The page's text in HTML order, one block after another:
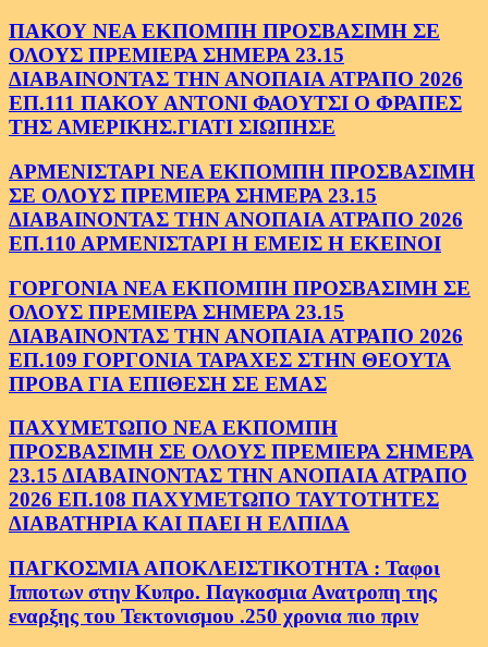
ΠΑΚΟΥ ΝΕΑ ΕΚΠΟΜΠΗ ΠΡΟΣΒΑΣΙΜΗ ΣΕ
ΟΛΟΥΣ ΠΡΕΜΙΕΡΑ ΣΗΜΕΡΑ 23.15
ΔΙΑΒΑΙΝΟΝΤΑΣ ΤΗΝ ΑΝΟΠΑΙΑ ΑΤΡΑΠΟ 2026
ΕΠ.111 ΠΑΚΟΥ ΑΝΤΟΝΙ ΦΑΟΥΤΣΙ Ο ΦΡΑΠΕΣ
ΤΗΣ ΑΜΕΡΙΚΗΣ.ΓΙΑΤΙ ΣΙΩΠΗΣΕ
ΑΡΜΕΝΙΣΤΑΡΙ ΝΕΑ ΕΚΠΟΜΠΗ ΠΡΟΣΒΑΣΙΜΗ
ΣΕ ΟΛΟΥΣ ΠΡΕΜΙΕΡΑ ΣΗΜΕΡΑ 23.15
ΔΙΑΒΑΙΝΟΝΤΑΣ ΤΗΝ ΑΝΟΠΑΙΑ ΑΤΡΑΠΟ 2026
ΕΠ.110 ΑΡΜΕΝΙΣΤΑΡΙ Η ΕΜΕΙΣ Η ΕΚΕΙΝΟΙ
ΓΟΡΓΟΝΙΑ ΝΕΑ ΕΚΠΟΜΠΗ ΠΡΟΣΒΑΣΙΜΗ ΣΕ
ΟΛΟΥΣ ΠΡΕΜΙΕΡΑ ΣΗΜΕΡΑ 23.15
ΔΙΑΒΑΙΝΟΝΤΑΣ ΤΗΝ ΑΝΟΠΑΙΑ ΑΤΡΑΠΟ 2026
ΕΠ.109 ΓΟΡΓΟΝΙΑ ΤΑΡΑΧΕΣ ΣΤΗΝ ΘΕΟΥΤΑ
ΠΡΟΒΑ ΓΙΑ ΕΠΙΘΕΣΗ ΣΕ ΕΜΑΣ
ΠΑΧΥΜΕΤΩΠΟ ΝΕΑ ΕΚΠΟΜΠΗ
ΠΡΟΣΒΑΣΙΜΗ ΣΕ ΟΛΟΥΣ ΠΡΕΜΙΕΡΑ ΣΗΜΕΡΑ
23.15 ΔΙΑΒΑΙΝΟΝΤΑΣ ΤΗΝ ΑΝΟΠΑΙΑ ΑΤΡΑΠΟ
2026 ΕΠ.108 ΠΑΧΥΜΕΤΩΠΟ ΤΑΥΤΟΤΗΤΕΣ
ΔΙΑΒΑΤΗΡΙΑ ΚΑΙ ΠΑΕΙ Η ΕΛΠΙΔΑ
ΠΑΓΚΟΣΜΙΑ ΑΠΟΚΛΕΙΣΤΙΚΟΤΗΤΑ : Ταφοι
Ιπποτων στην Κυπρο. Παγκοσμια Ανατροπη της
εναρξης του Τεκτονισμου .250 χρονια πιο πριν